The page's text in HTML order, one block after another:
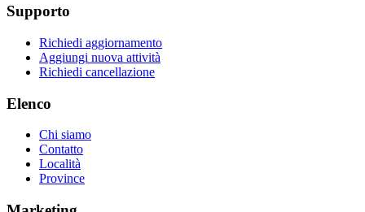
Supporto
Richiedi aggiornamento
Aggiungi nuova attività
Richiedi cancellazione
Elenco
Chi siamo
Contatto
Località
Province